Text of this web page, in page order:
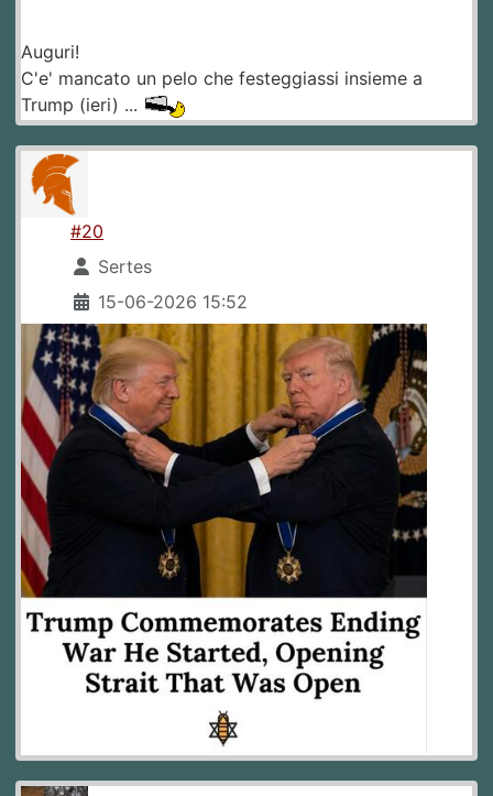
Auguri!
C'e' mancato un pelo che festeggiassi insieme a
Trump (ieri) ...
#20
Sertes
15-06-2026 15:52